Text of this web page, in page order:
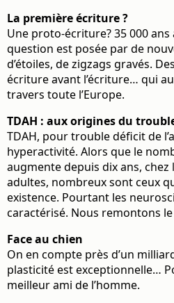
La première écriture ?
Une proto-écriture? 35 000
question est posée par de
d’étoiles, de zigzags gravés.
écriture avant l’écriture… qui
travers toute l’Europe.
TDAH : aux origines du
TDAH, pour trouble déficit de
hyperactivité. Alors que le
augmente depuis dix ans, chez
adultes, nombreux sont ceux
existence. Pourtant les
caractérisé. Nous remontons
Face au chien
On en compte près d’un
plasticité est exceptionnelle…
meilleur ami de l’homme.